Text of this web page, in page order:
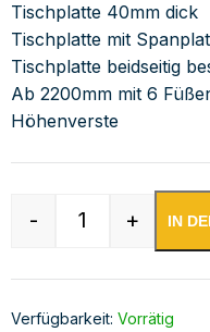
Tischplatte 40mm dick
Tischplatte mit
Tischplatte beidseitig
Ab 2200mm mit 6
Höhenverste
Edelstahl
- + IN
Verfügbarkeit: Vorrätig